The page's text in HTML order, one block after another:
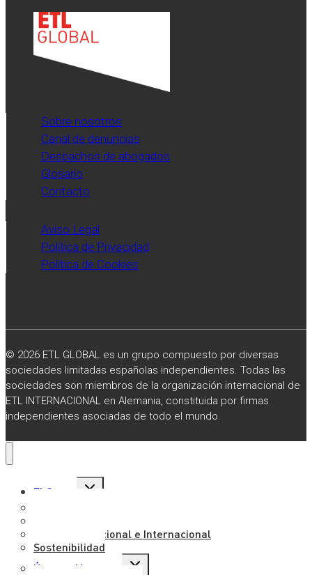
Sobre nosotros
Canal de denuncias
Despachos de abogados
Glosario
Contacto
Aviso Legal
Política de Privacidad
Política de Cookies
© 2026 ETL GLOBAL es un grupo compuesto por diversas
sociedades limitadas españolas independientes. Todas las
sociedades son miembros de la organización internacional de
ETL INTERNACIONAL en Alemania, constituida por firmas
independientes asociadas de todo el mundo.
El Grupo
Alternar
Presencia Nacional e Internacional
Sostenibilidad
Únete a Nosotros
Alternar